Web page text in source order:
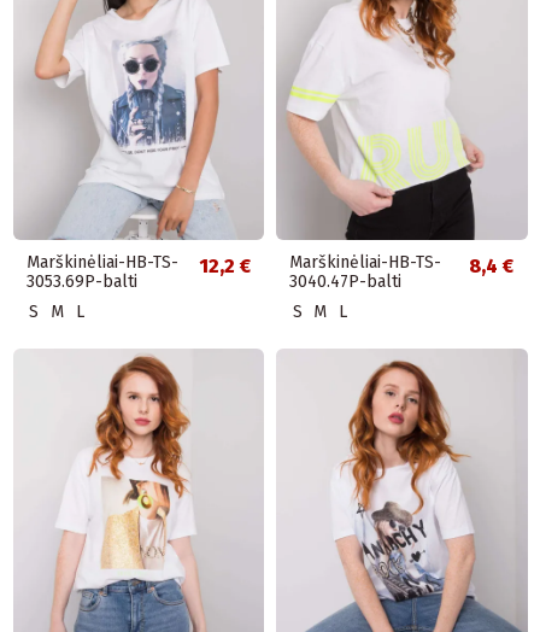
Marškinėliai-HB-TS-
3053.69P-balti
12,2 €
S M L
Marškinėliai-HB-TS-
3040.47P-balti
8,4 €
S M L